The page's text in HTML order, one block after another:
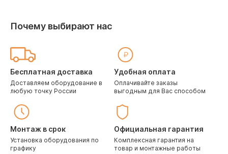
Почему выбирают нас
Бесплатная доставка
Доставляем оборудование в
любую точку России
Удобная оплата
Оплачивайте заказы
выгодным для Вас способом
Монтаж в срок
Установка оборудования по
графику
Официальная гарантия
Комплексная гарантия на
товар и монтажные работы